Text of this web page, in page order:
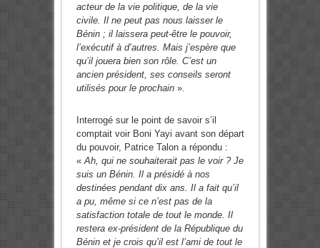
acteur de la vie politique, de la vie
civile. Il ne peut pas nous laisser le
Bénin ; il laissera peut-être le pouvoir,
l’exécutif à d’autres. Mais j’espère que
qu’il jouera bien son rôle. C’est un
ancien président, ses conseils seront
utilisés pour le prochain».
Interrogé sur le point de savoir s’il
comptait voir Boni Yayi avant son départ
du pouvoir, Patrice Talon a répondu :
«Ah, qui ne souhaiterait pas le voir ? Je
suis un Bénin. Il a présidé à nos
destinées pendant dix ans. Il a fait qu’il
a pu, même si ce n’est pas de la
satisfaction totale de tout le monde. Il
restera ex-président de la République du
Bénin et je crois qu’il est l’ami de tout le